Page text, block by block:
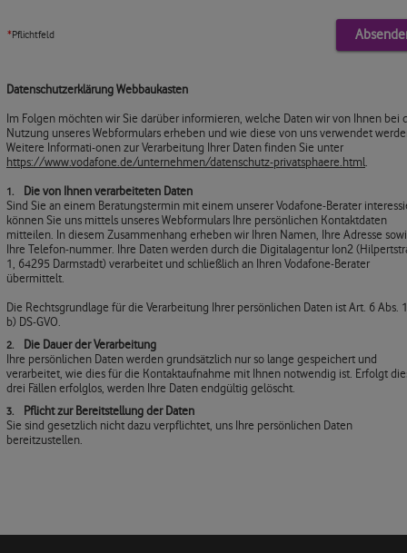
*Pflichtfeld
Datenschutzerklärung Webbaukasten
Im Folgen möchten wir Sie darüber informieren, welche Daten wir von Ihnen bei
Nutzung unseres Webformulars erheben und wie diese von uns verwendet
Weitere Informati-onen zur Verarbeitung Ihrer Daten finden Sie unter
https://www.vodafone.de/unternehmen/datenschutz-privatsphaere.html
Die von Ihnen verarbeiteten Daten
Sind Sie an einem Beratungstermin mit einem unserer Vodafone-Berater
können Sie uns mittels unseres Webformulars Ihre persönlichen Kontaktdaten
mitteilen. In diesem Zusammenhang erheben wir Ihren Namen, Ihre Adresse
Ihre Telefon-nummer. Ihre Daten werden durch die Digitalagentur Ion2
1, 64295 Darmstadt) verarbeitet und schließlich an Ihren Vodafone-Berater
übermittelt.
Die Rechtsgrundlage für die Verarbeitung Ihrer persönlichen Daten ist Art. 6 Abs.
b) DS-GVO.
Die Dauer der Verarbeitung
Ihre persönlichen Daten werden grundsätzlich nur so lange gespeichert und
verarbeitet, wie dies für die Kontaktaufnahme mit Ihnen notwendig ist. Erfolgt
drei Fällen erfolglos, werden Ihre Daten endgültig gelöscht.
Pflicht zur Bereitstellung der Daten
Sie sind gesetzlich nicht dazu verpflichtet, uns Ihre persönlichen Daten
bereitzustellen.